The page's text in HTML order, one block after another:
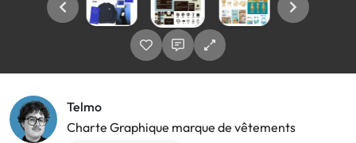
Telmo
Charte Graphique marque de vêtements